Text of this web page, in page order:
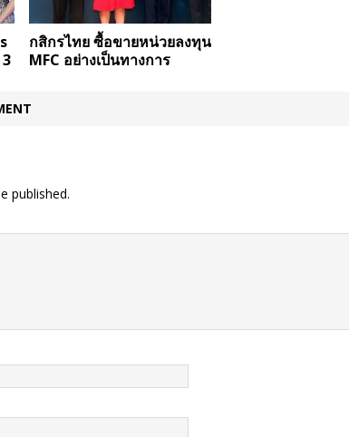
กสิกรไทย ซื้อขายหน่วยลงทุน
MFC อย่างเป็นทางการ
published.